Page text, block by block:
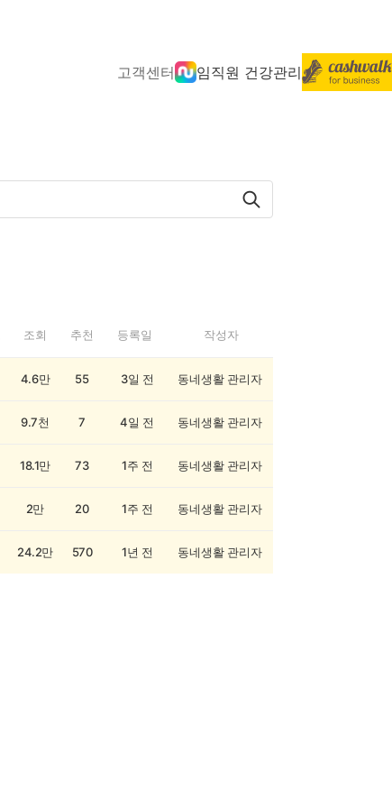
고객센터 임직원 건강관리
조회 추천 등록일 작성자
4.6만 55 3일 전 동네생활 관리자
9.7천 7 4일 전 동네생활 관리자
18.1만 73 1주 전 동네생활 관리자
2만 20 1주 전 동네생활 관리자
24.2만 570 1년 전 동네생활 관리자